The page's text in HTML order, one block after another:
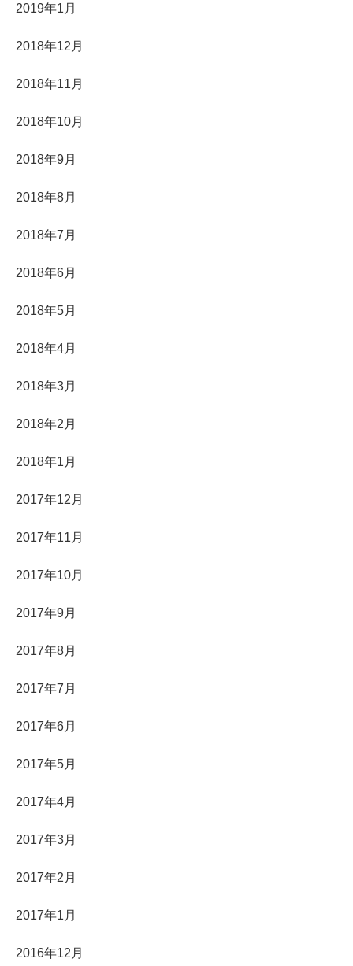
2019年1月
2018年12月
2018年11月
2018年10月
2018年9月
2018年8月
2018年7月
2018年6月
2018年5月
2018年4月
2018年3月
2018年2月
2018年1月
2017年12月
2017年11月
2017年10月
2017年9月
2017年8月
2017年7月
2017年6月
2017年5月
2017年4月
2017年3月
2017年2月
2017年1月
2016年12月